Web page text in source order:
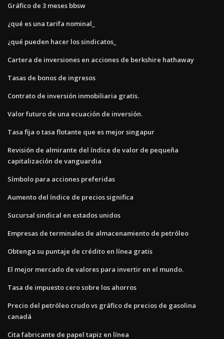
Gráfico de 3 meses bbsw
¿qué es una tarifa nominal_
¿qué pueden hacer los sindicatos_
Cartera de inversiones en acciones de berkshire hathaway
Tasas de bonos de ingresos
Contrato de inversión inmobiliaria gratis.
Valor futuro de una ecuación de inversión.
Tasa fija o tasa flotante que es mejor singapur
Revisión de almirante del índice de valor de pequeña
capitalización de vanguardia
Símbolo para acciones preferidas
Aumento del índice de precios significa
Sucursal sindical en estados unidos
Empresas de terminales de almacenamiento de petróleo
Obtenga su puntaje de crédito en línea gratis
El mejor mercado de valores para invertir en el mundo.
Tasa de impuesto cero sobre los ahorros
Precio del petróleo crudo vs gráfico de precios de gasolina
canadá
Cita fabricante de papel tapiz en línea